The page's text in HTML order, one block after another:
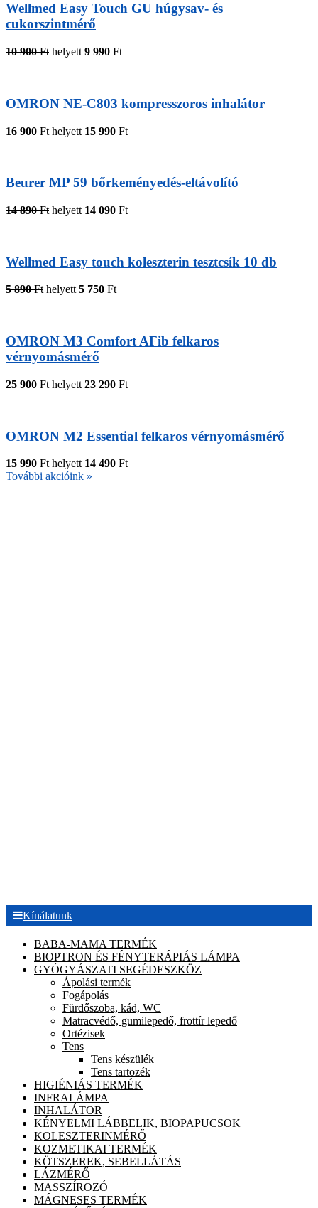
Wellmed Easy Touch GU húgysav- és
cukorszintmérő
10 900 Ft helyett 9 990 Ft
OMRON NE-C803 kompresszoros inhalátor
16 900 Ft helyett 15 990 Ft
Beurer MP 59 bőrkeményedés-eltávolító
14 890 Ft helyett 14 090 Ft
Wellmed Easy touch koleszterin tesztcsík 10 db
5 890 Fthelyett5 750 Ft
OMRON M3 Comfort AFib felkaros
vérnyomásmérő
25 900 Ft helyett 23 290 Ft
OMRON M2 Essential felkaros vérnyomásmérő
15 990 Ft helyett 14 490 Ft
További akcióink »
Kínálatunk
BABA-MAMA TERMÉK
BIOPTRON ÉS FÉNYTERÁPIÁS LÁMPA
GYÓGYÁSZATI SEGÉDESZKÖZ
Ápolási termék
Fogápolás
Fürdőszoba, kád, WC
Matracvédő, gumilepedő, frottír lepedő
Ortézisek
Tens
Tens készülék
Tens tartozék
HIGIÉNIÁS TERMÉK
INFRALÁMPA
INHALÁTOR
KÉNYELMI LÁBBELIK, BIOPAPUCSOK
KOLESZTERINMÉRŐ
KOZMETIKAI TERMÉK
KÖTSZEREK, SEBELLÁTÁS
LÁZMÉRŐ
MASSZÍROZÓ
MÁGNESES TERMÉK